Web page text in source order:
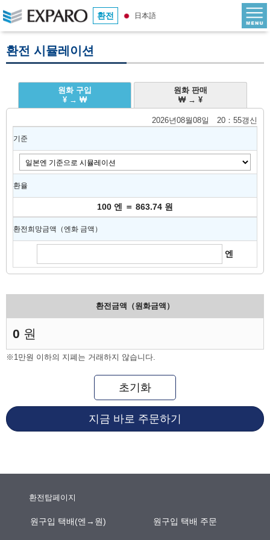
환전 日本語
환전 시뮬레이션
원화 구입
¥ → ₩
원화 판매
₩ → ¥
2026년08월08일 20：55갱신
기준
환율
100 엔 ＝ 863.74 원
환전희망금액（엔화 금액）
엔
환전금액（원화금액）
0 원
※1만원 이하의 지폐는 거래하지 않습니다.
초기화
지금 바로 주문하기
환전탑페이지
원구입 택배(엔→원) 원구입 택배 주문